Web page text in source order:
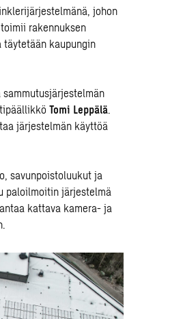
johon
rakennuksen
kaupungin
Tomi Leppälä.
järjestelmän käyttöä
savunpoistoluukut ja
paloilmoitin järjestelmä
kattava kamera- ja